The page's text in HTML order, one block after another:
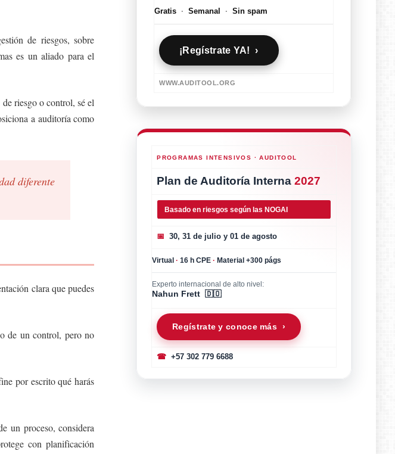
de riesgos, sobre
es un aliado para el
riesgo o control, sé el
a auditoría como
diferente
clara que puedes
de un control, pero no
por escrito qué harás
un proceso, considera
con planificación
Gratis · Semanal · Sin spam
¡Regístrate YA! ›
WWW.AUDITOOL.ORG
PROGRAMAS INTENSIVOS · AUDITOOL
Plan de Auditoría Interna2027
Basado en riesgos según las NOGAI
📅 30, 31 de julio y 01 de agosto
Virtual· 16 h CPE· Material +300 págs
Experto internacional de alto nivel:
Nahun Frett 🇩🇴
Regístrate y conoce más ›
☎ +57 302 779 6688